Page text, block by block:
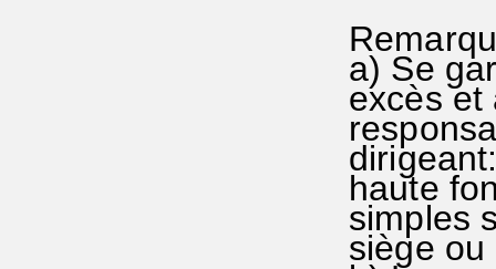
a) Se
excès et
haute
simples
siège